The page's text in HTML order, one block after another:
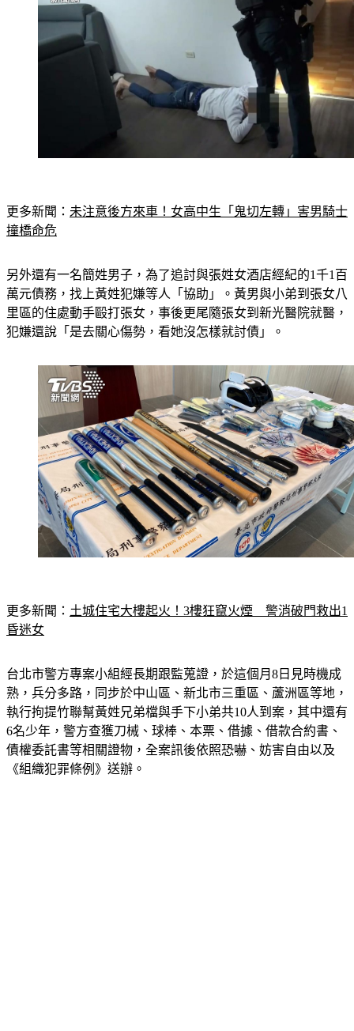
更多新聞： 未注意後方來車！女高中生「鬼切左轉」害男騎士
撞橋命危
另外還有一名簡姓男子，為了追討與張姓女酒店經紀的1千1百
萬元債務，找上黃姓犯嫌等人「協助」。黃男與小弟到張女八
里區的住處動手毆打張女，事後更尾隨張女到新光醫院就醫，
犯嫌還說「是去關心傷勢，看她沒怎樣就討債」。
更多新聞： 土城住宅大樓起火！3樓狂竄火煙　警消破門救出1
昏迷女
台北市警方專案小組經長期跟監蒐證，於這個月8日見時機成
熟，兵分多路，同步於中山區、新北市三重區、蘆洲區等地，
執行拘提竹聯幫黃姓兄弟檔與手下小弟共10人到案，其中還有
6名少年，警方查獲刀械、球棒、本票、借據、借款合約書、
債權委託書等相關證物，全案訊後依照恐嚇、妨害自由以及
《組織犯罪條例》送辦。